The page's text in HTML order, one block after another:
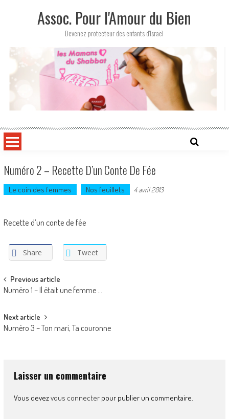
Assoc. Pour l'Amour du Bien
Devenez protecteur des enfants d'Israël
Numéro 2 – Recette D’un Conte De Fée
Le coin des femmes Nos feuillets 4 avril 2013
Recette d’un conte de fée
Share Tweet
Post
navigation
Previous article
Numéro 1 – Il était une femme …
Next article
Numéro 3 – Ton mari, Ta couronne
Laisser un commentaire
Vous devezvous connecterpour publier un commentaire.